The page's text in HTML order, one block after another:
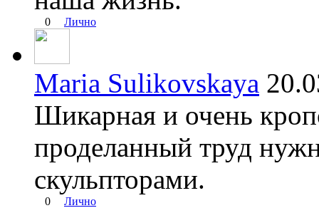
0 Лично
Maria Sulikovskaya
Шикарная и очень
проделанный труд
скульпторами.
0 Лично